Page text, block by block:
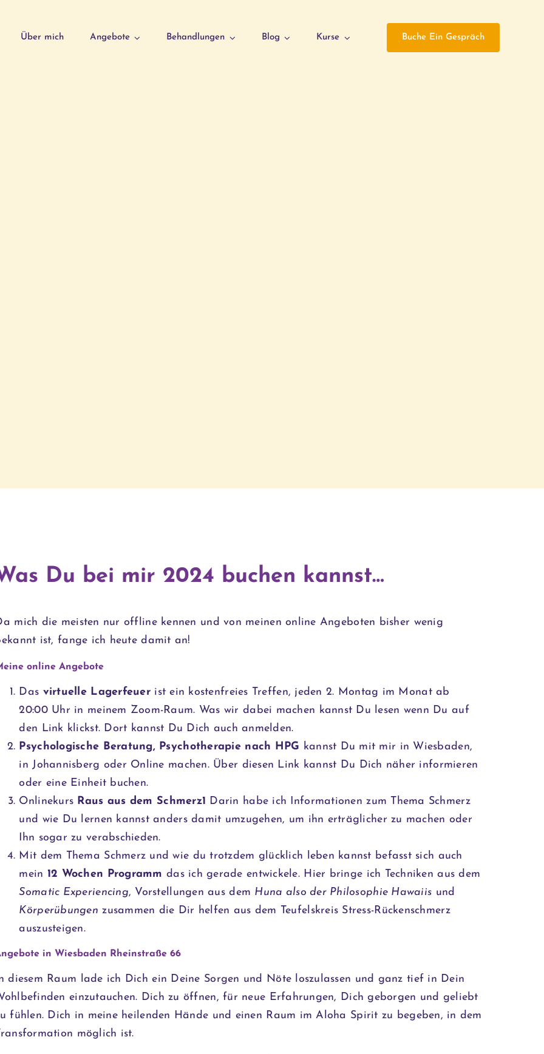
Über mich Angebote Behandlungen Blog Kurse Buche Ein Gespräch
Du bei mir 2024 buchen kannst…
mich die meisten nur offline kennen und von meinen online Angeboten bisher wenig
ist, fange ich heute damit an!
online Angebote
Das virtuelle Lagerfeuerist ein kostenfreies Treffen, jeden 2. Montag im Monat ab
20:00 Uhr in meinem Zoom-Raum. Was wir dabei machen kannst Du lesen wenn Du auf
den Link klickst. Dort kannst Du Dich auch anmelden.
Psychologische Beratung, Psychotherapie nach HPG kannst Du mit mir in Wiesbaden,
in Johannisberg oder Online machen. Über diesen Link kannst Du Dich näher informieren
oder eine Einheit buchen.
Onlinekurs Raus aus dem Schmerz1 Darin habe ich Informationen zum Thema Schmerz
und wie Du lernen kannst anders damit umzugehen, um ihn erträglicher zu machen oder
Ihn sogar zu verabschieden.
Mit dem Thema Schmerz und wie du trotzdem glücklich leben kannst befasst sich auch
mein 12 Wochen Programm das ich gerade entwickele. Hier bringe ich Techniken aus dem
Somatic Experiencing, Vorstellungen aus dem Huna also der Philosophie Hawaiis und
Körperübungen zusammen die Dir helfen aus dem Teufelskreis Stress-Rückenschmerz
auszusteigen.
in Wiesbaden Rheinstraße 66
diesem Raum lade ich Dich ein Deine Sorgen und Nöte loszulassen und ganz tief in Dein
einzutauchen. Dich zu öffnen, für neue Erfahrungen, Dich geborgen und geliebt
fühlen. Dich in meine heilenden Hände und einen Raum im Aloha Spirit zu begeben, in dem
möglich ist.